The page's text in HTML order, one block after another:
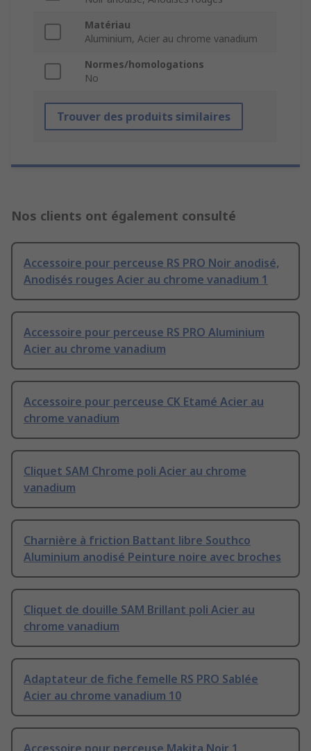
Matériau
Aluminium, Acier au chrome vanadium
Normes/homologations
No
Trouver des produits similaires
Nos clients ont également consulté
Accessoire pour perceuse RS PRO Noir anodisé,
Anodisés rouges Acier au chrome vanadium 1
Accessoire pour perceuse RS PRO Aluminium
Acier au chrome vanadium
Accessoire pour perceuse CK Etamé Acier au
chrome vanadium
Cliquet SAM Chrome poli Acier au chrome
vanadium
Charnière à friction Battant libre Southco
Aluminium anodisé Peinture noire avec broches
Cliquet de douille SAM Brillant poli Acier au
chrome vanadium
Adaptateur de fiche femelle RS PRO Sablée
Acier au chrome vanadium 10